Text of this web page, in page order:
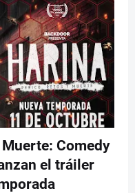
Comedy
el tráiler